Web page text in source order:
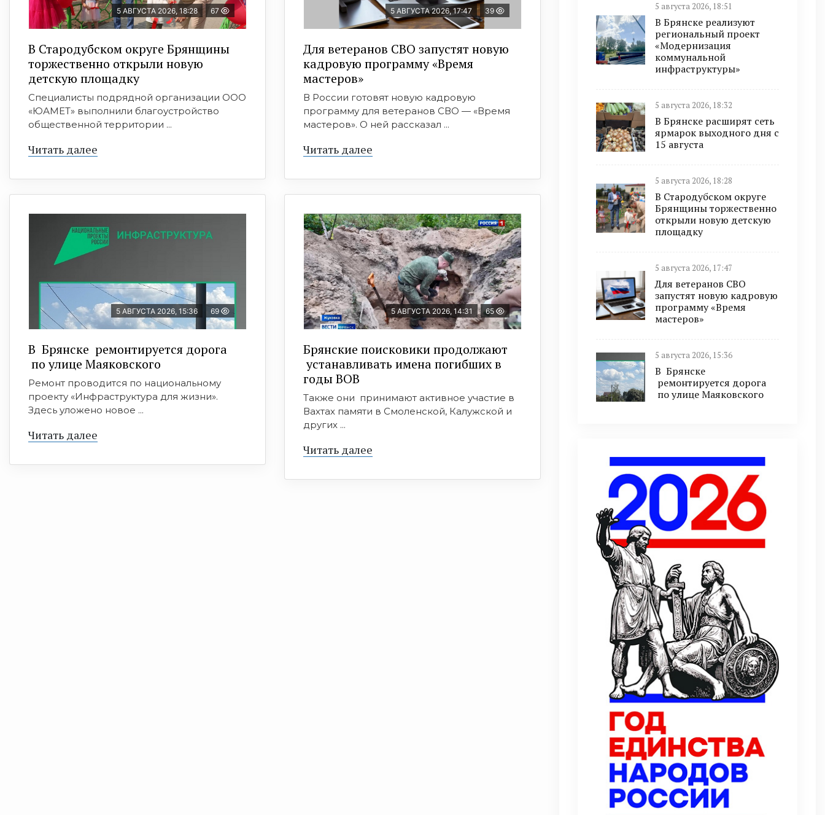
5 АВГУСТА 2026, 18:28 67
В Стародубском округе Брянщины
торжественно открыли новую
детскую площадку
Специалисты подрядной организации ООО
«ЮАМЕТ» выполнили благоустройство
общественной территории ...
Читать далее
5 АВГУСТА 2026, 17:47 39
Для ветеранов СВО запустят новую
кадровую программу «Время
мастеров»
В России готовят новую кадровую
программу для ветеранов СВО — «Время
мастеров». О ней рассказал ...
Читать далее
5 АВГУСТА 2026, 15:36 69
В Брянске ремонтируется дорога
по улице Маяковского
Ремонт проводится по национальному
проекту «Инфраструктура для жизни».
Здесь уложено новое ...
Читать далее
5 АВГУСТА 2026, 14:31 65
Брянские поисковики продолжают
устанавливать имена погибших в
годы ВОВ
Также они принимают активное участие в
Вахтах памяти в Смоленской, Калужской и
других ...
Читать далее
5 августа 2026, 18:51
В Брянске реализуют
региональный проект
«Модернизация
коммунальной
инфраструктуры»
5 августа 2026, 18:32
В Брянске расширят сеть
ярмарок выходного дня с
15 августа
5 августа 2026, 18:28
В Стародубском округе
Брянщины торжественно
открыли новую детскую
площадку
5 августа 2026, 17:47
Для ветеранов СВО
запустят новую кадровую
программу «Время
мастеров»
5 августа 2026, 15:36
В Брянске
ремонтируется дорога
по улице Маяковского